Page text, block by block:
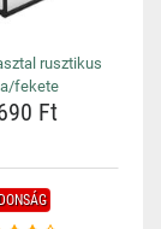
rusztikus
fekete
Ft